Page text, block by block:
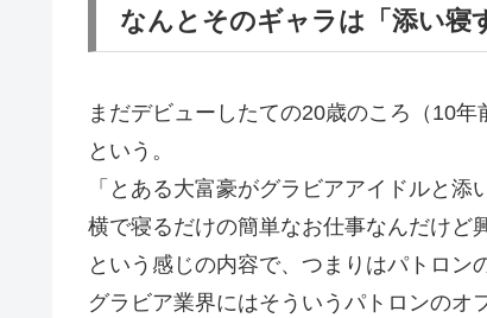
なんとそのギャラは「添い寝
まだデビューしたての20歳のころ（10
という。
「とある大富豪がグラビアアイドルと
横で寝るだけの簡単なお仕事なんだけど
という感じの内容で、つまりはパトロン
グラビア業界にはそういうパトロンのオ